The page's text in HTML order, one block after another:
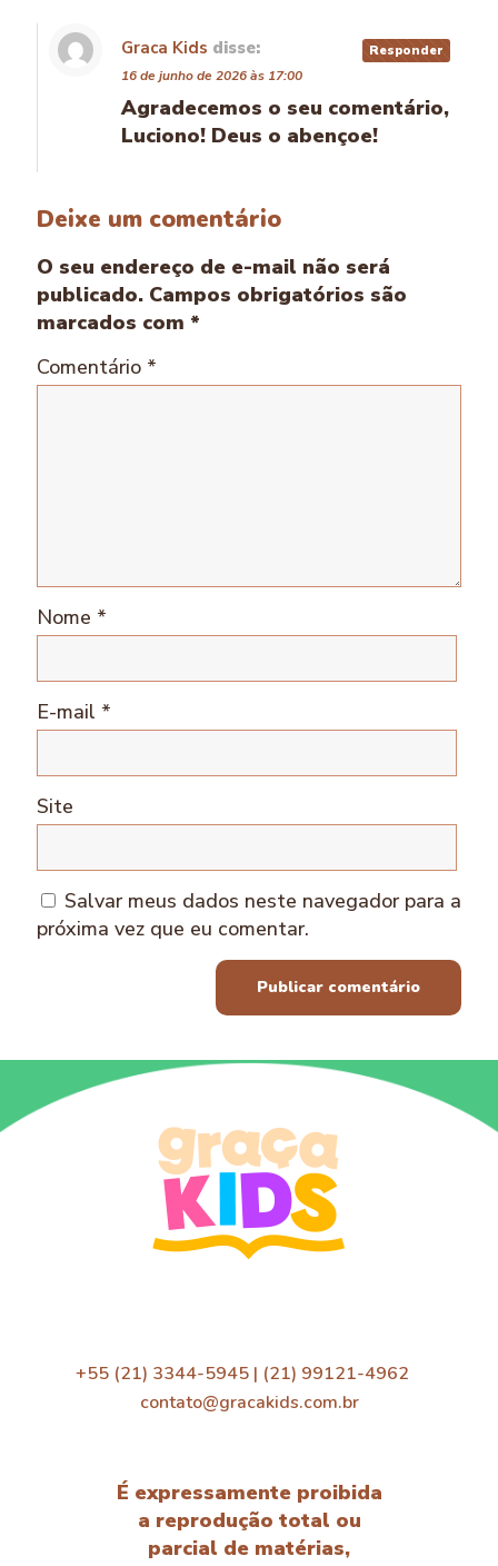
Graca Kids disse:
16 de junho de 2026 às 17:00
Agradecemos o seu comentário,
Luciono! Deus o abençoe!
Responder
Deixe um comentário
O seu endereço de e-mail não será
publicado. Campos obrigatórios são
marcados com *
Comentário *
Nome *
E-mail *
Site
Salvar meus dados neste navegador para a
próxima vez que eu comentar.
+55 (21) 3344-5945 | (21) 99121-4962
contato@gracakids.com.br
É expressamente proibida
a reprodução total ou
parcial de matérias,